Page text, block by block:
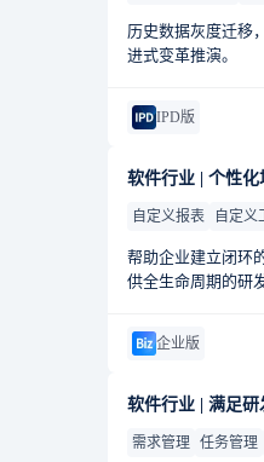
历史数据灰度迁移
进式变革推演。
IPD版
软件行业 | 个性
自定义报表 自定义
帮助企业建立闭环
供全生命周期的研
企业版
软件行业 | 满足
需求管理 任务管理